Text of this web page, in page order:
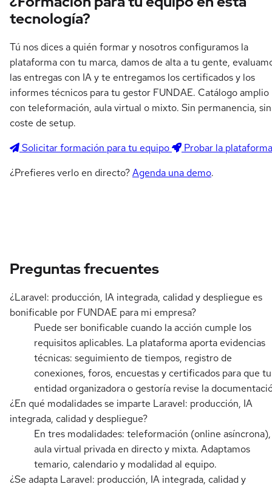
tecnología?
Tú nos dices a quién formar y nosotros configuramos la
plataforma con tu marca, damos de alta a tu gente,
las entregas con IA y te entregamos los certificados y los
informes técnicos para tu gestor FUNDAE. Catálogo amplio
con teleformación, aula virtual o mixto. Sin permanencia, sin
coste de setup.
Solicitar formación para tu equipo
Probar la plataforma
¿Prefieres verlo en directo?Agenda una demo.
Preguntas frecuentes
¿Laravel: producción, IA integrada, calidad y despliegue es
bonificable por FUNDAE para mi empresa?
Puede ser bonificable cuando la acción cumple los
requisitos aplicables. La plataforma aporta evidencias
técnicas: seguimiento de tiempos, registro de
conexiones, foros, encuestas y certificados para que tu
entidad organizadora o gestoría revise la
¿En qué modalidades se imparte Laravel: producción, IA
integrada, calidad y despliegue?
En tres modalidades: teleformación (online asíncrona),
aula virtual privada en directo y mixta. Adaptamos
temario, calendario y modalidad al equipo.
¿Se adapta Laravel: producción, IA integrada, calidad y